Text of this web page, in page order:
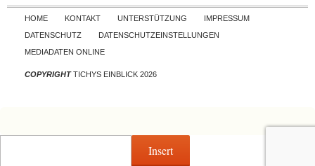
Skip to content
HOME KONTAKT UNTERSTÜTZUNG
IMPRESSUM
DATENSCHUTZ
DATENSCHUTZEINSTELLUNGEN
MEDIADATEN ONLINE
COPYRIGHTTICHYS EINBLICK 2026
Insert